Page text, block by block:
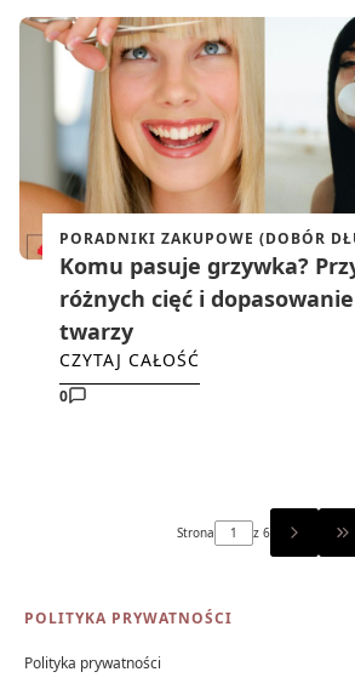
PORADNIKI ZAKUPOWE (DOBÓR
Komu pasuje grzywka?
różnych cięć i
twarzy
CZYTAJ CAŁOŚĆ
0
Strona z 6
Linki w stopce
POLITYKA PRYWATNOŚCI
Polityka prywatności